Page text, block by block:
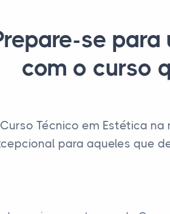
se
com o curso
Técnico em Estética
para aqueles que